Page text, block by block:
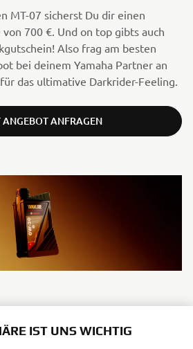
MT-07 sicherst Du dir einen
von 700 €. Und on top gibts auch
Also frag am besten
bei deinem Yamaha Partner an
das ultimative Darkrider-Feeling.
ANGEBOT ANFRAGEN
an hochwertigen Ölen,
IST UNS WICHTIG